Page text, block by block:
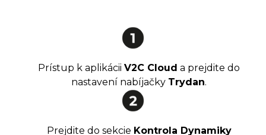
Prístup k aplikácii V2C Cloud a prejdite do
nastavení nabíjačky Trydan.
Prejdite do sekcie Kontrola Dynamiky